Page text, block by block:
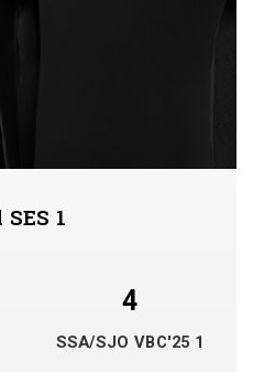
1
4
SSA/SJO VBC'25 1